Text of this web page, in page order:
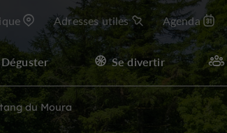
Adresses utiles Agenda
Déguster Se divertir
du Moura